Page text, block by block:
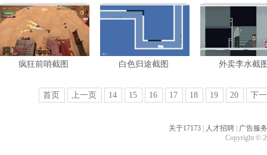
策略
共
策略
共5张 张
暂未评星
疯狂前哨截图
暂未评星
共
张
白色归途截图
暂未评星
共6
外卖李水截
首页 上一页 14 15 16 17 18 19 20 下
关于17173 人才招聘
广告服务
Copyright ©